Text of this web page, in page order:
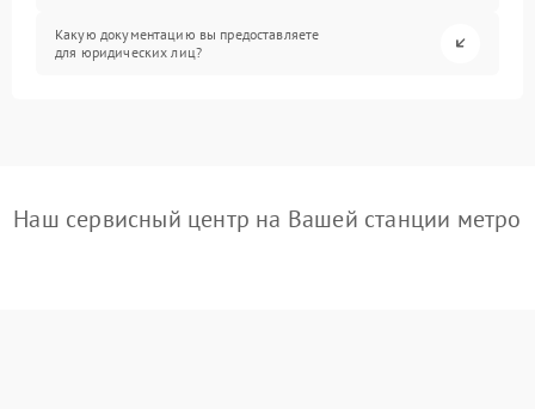
Какую документацию вы предоставляете
для юридических лиц?
Наш сервисный центр на Вашей станции метро